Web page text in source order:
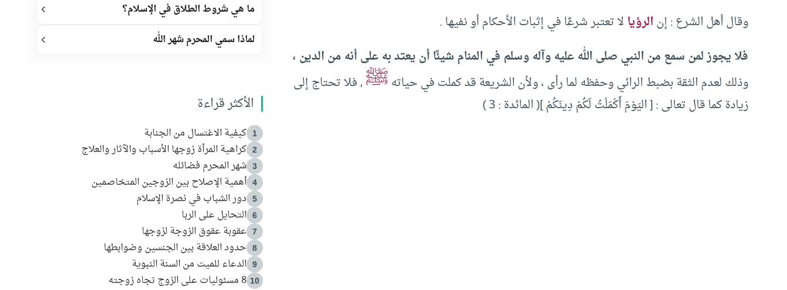
وقال أهل الشرع : إنالرؤيالا تعتبر شرعًا في إثبات الأحكام أو نفيها .
فلا يجوز لمن سمع من النبي صلى الله عليه وآله وسلم في المنام شيئًا أن يعتد به على أنه من الدين ،
وذلك لعدم الثقة بضبط الرائي وحفظه لما رأى ، ولأن الشريعة قد كملت في حياتهﷺ, فلا تحتاج إلى
زيادة كما قال تعالى : [ اليَوْمَ أَكْمَلْتُ لَكُمْ دِينَكُمْ ]( المائدة : 3 )
ما هي شروط الطلاق في الإسلام؟
لماذا سمي المحرم شهر الله
الأكثر قراءة
1 كيفية الاغتسال من الجنابة
2 كراهية المرأة زوجها الأسباب والآثار والعلاج
3 شهر المحرم فضائله
4 أهمية الإصلاح بين الزوجين المتخاصمين
5 دور الشباب في نصرة الإسلام
6 التحايل على الربا
7 عقوبة عقوق الزوجة لزوجها
8 حدود العلاقة بين الجنسين وضوابطها
9 الدعاء للميت من السنة النبوية
10 8 مسئوليات على الزوج تجاه زوجته